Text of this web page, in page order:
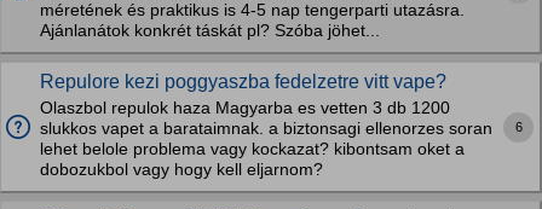
méretének és praktikus is 4-5 nap tengerparti utazásra.
Ajánlanátok konkrét táskát pl? Szóba jöhet...
Repulore kezi poggyaszba fedelzetre vitt vape?
Olaszbol repulok haza Magyarba es vetten 3 db 1200
slukkos vapet a barataimnak. a biztonsagi ellenorzes soran
lehet belole problema vagy kockazat? kibontsam oket a
dobozukbol vagy hogy kell eljarnom?
6